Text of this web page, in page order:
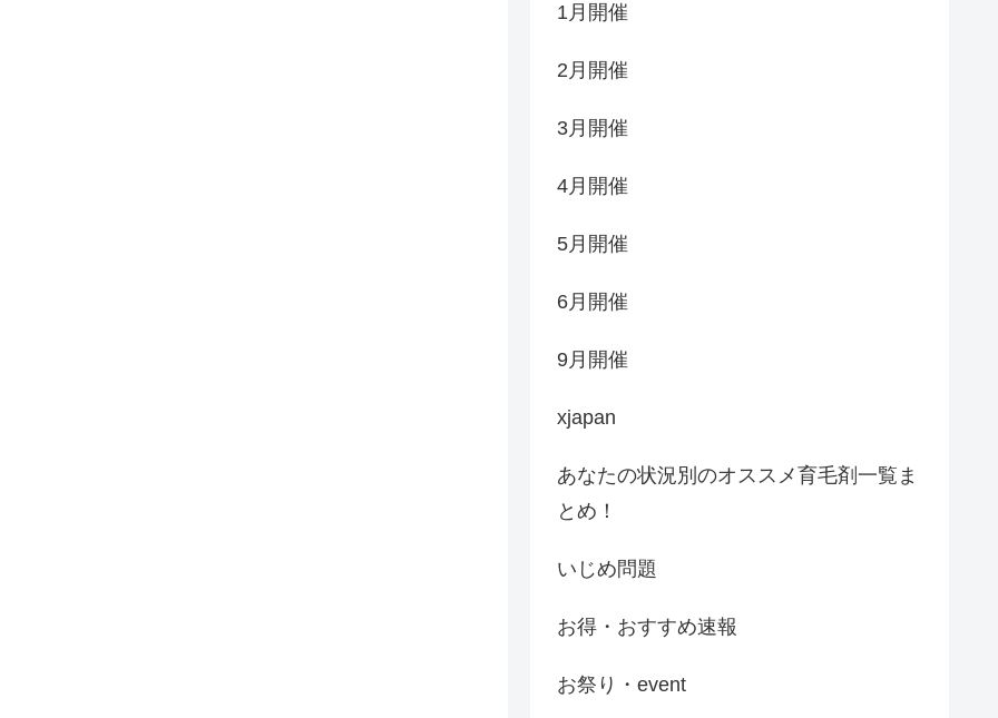
1月開催
2月開催
3月開催
4月開催
5月開催
6月開催
9月開催
xjapan
あなたの状況別のオススメ育毛剤一覧ま
とめ！
いじめ問題
お得・おすすめ速報
お祭り・event